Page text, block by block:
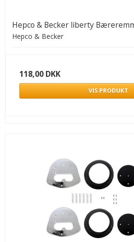
Hepco & Becker liberty
Hepco & Becker
118,00 DKK
VIS PRODUKT